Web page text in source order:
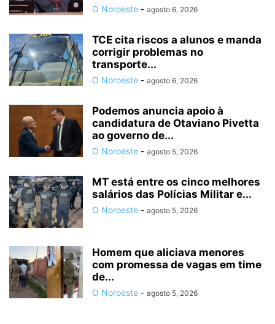
O Noroeste - agosto 6, 2026
TCE cita riscos a alunos e manda
corrigir problemas no
transporte...
O Noroeste - agosto 6, 2026
Podemos anuncia apoio à
candidatura de Otaviano Pivetta
ao governo de...
O Noroeste - agosto 5, 2026
MT está entre os cinco melhores
salários das Polícias Militar e...
O Noroeste - agosto 5, 2026
Homem que aliciava menores
com promessa de vagas em time
de...
O Noroeste - agosto 5, 2026